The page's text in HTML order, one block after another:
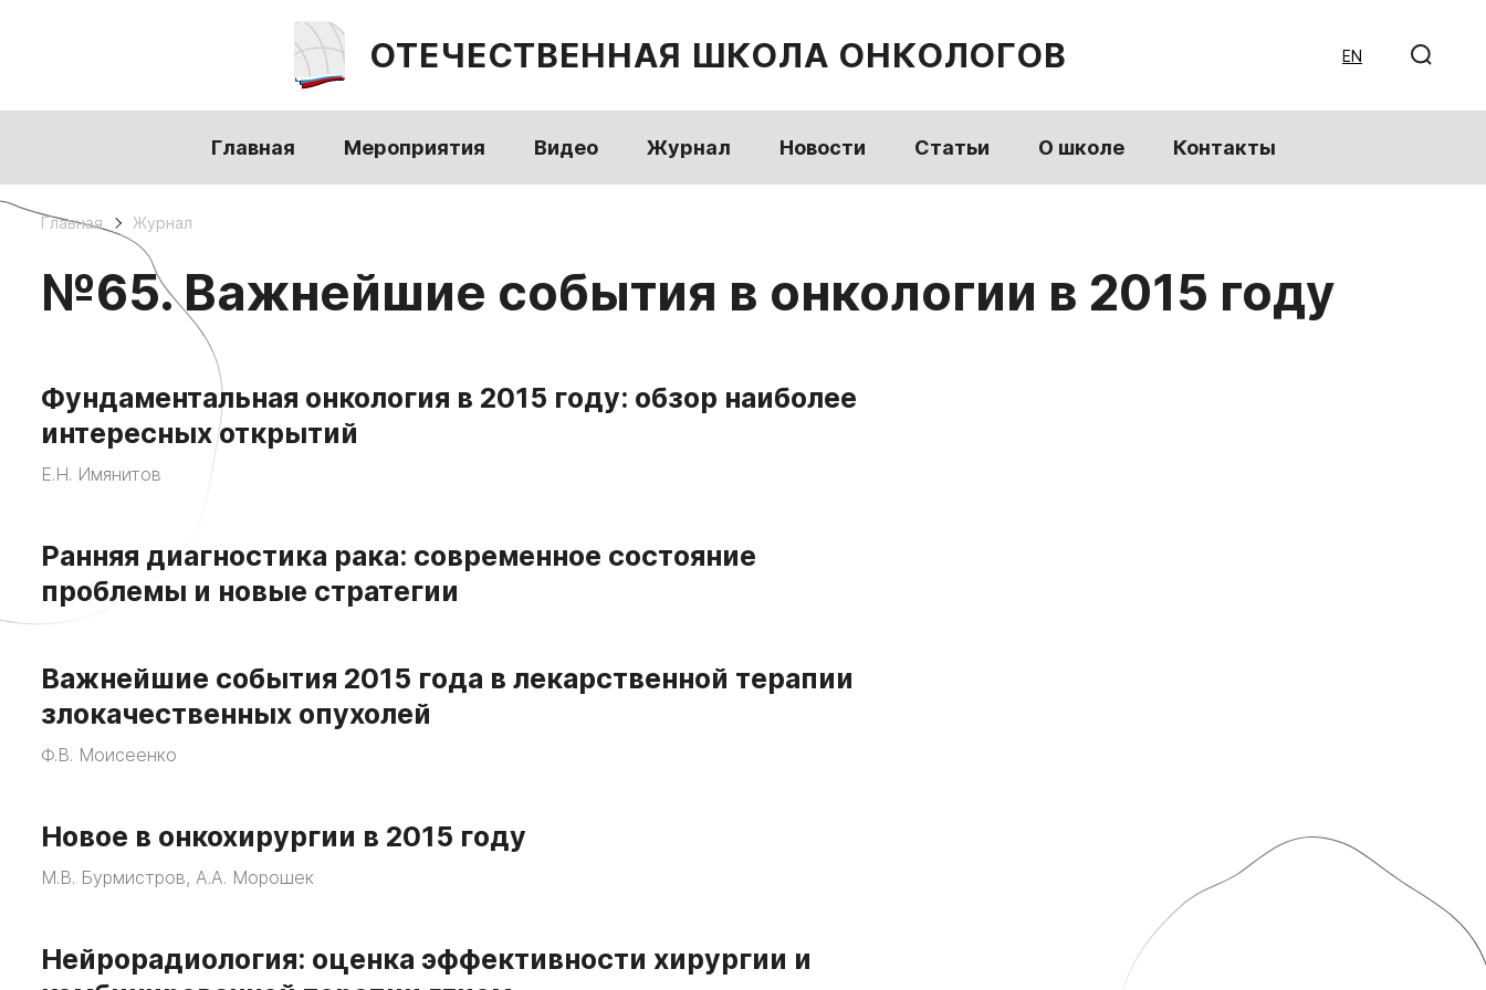
ОТЕЧЕСТВЕННАЯ ШКОЛА ОНКОЛОГОВ EN
Главная Мероприятия Видео Журнал Новости Статьи О школе Контакты
Главная Журнал
№65. Важнейшие события в онкологии в 2015 году
Фундаментальная онкология в 2015 году: обзор наиболее
интересных открытий
Е.Н. Имянитов
Ранняя диагностика рака: современное состояние
проблемы и новые стратегии
Важнейшие события 2015 года в лекарственной терапии
злокачественных опухолей
Ф.В. Моисеенко
Новое в онкохирургии в 2015 году
М.В. Бурмистров, А.А. Морошек
Нейрорадиология: оценка эффективности хирургии и